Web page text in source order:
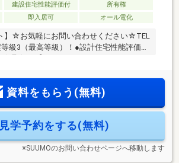
建設住宅性能評価付
所有権
即入居可 オール電化
】☆お気軽にお問い合わせください☆TEL
級3（最高等級）！●設計住宅性能評価取
分（2609ｍ）・伊勢崎市立宮郷中学校…
資料をもらう(無料)
見学予約をする(無料)
※SUUMOのお問い合わせページへ移動します